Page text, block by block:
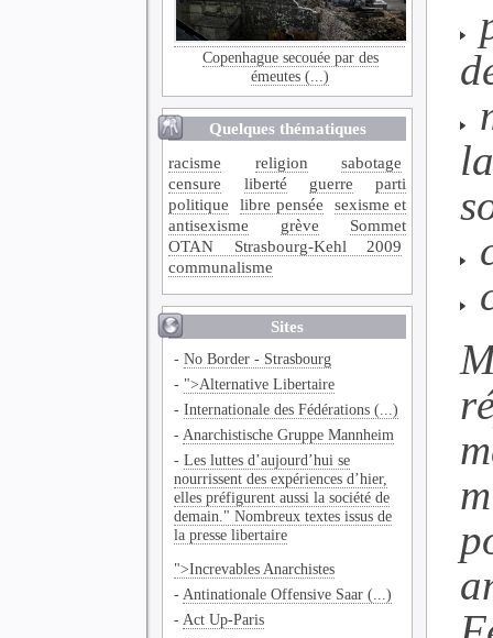
Copenhague secouée par des
émeutes (...)
Quelques thématiques
racisme
religion
sabotage
censure
liberté guerre
parti
politique
libre pensée
sexisme et
antisexisme
grève
Sommet
OTAN Strasbourg-Kehl 2009
communalisme
Sites
-No Border - Strasbourg
- ">Alternative Libertaire
-Internationale des Fédérations (...)
- Anarchistische Gruppe Mannheim
-Les luttes d’aujourd’hui se
nourrissent des expériences d’hier,
elles préfigurent aussi la société de
demain." Nombreux textes issus de
la presse libertaire
">Increvables Anarchistes
- Antinationale Offensive Saar (...)
- Act Up-Paris